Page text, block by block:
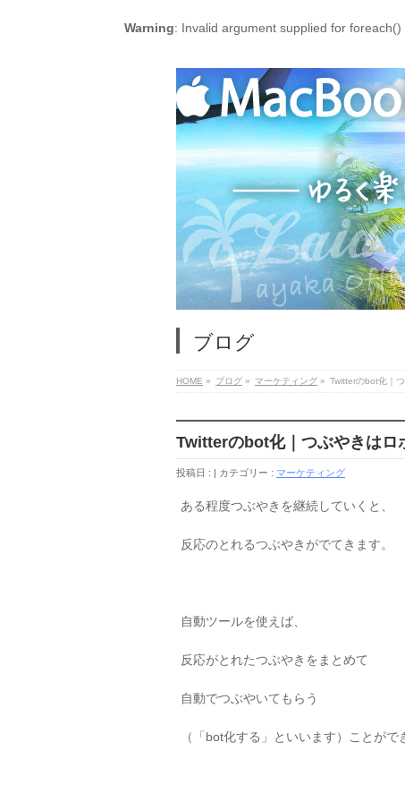
Warning: Invalid argument supplied for foreach()
ブログ
HOME » ブログ » マーケティング » Twitterのbot化｜
Twitterのbot化｜つぶやきはロ
投稿日 : カテゴリー : マーケティング
ある程度つぶやきを継続していくと、
反応のとれるつぶやきがでてきます。
自動ツールを使えば、
反応がとれたつぶやきをまとめて
自動でつぶやいてもらう
（「bot化する」といいます）ことがで